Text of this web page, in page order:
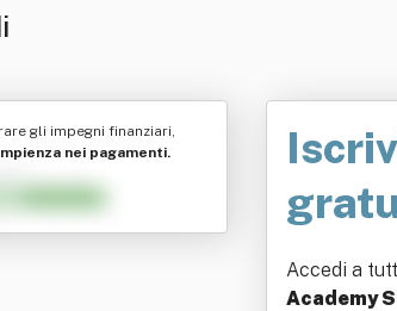
gli impegni finanziari,
nei pagamenti.
Accedi a
Academy